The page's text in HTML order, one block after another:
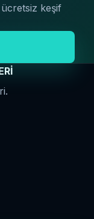
keşif